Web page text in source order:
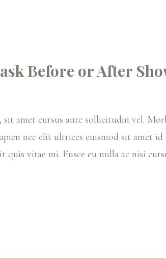
Before or After
amet cursus ante sollicitudin vel.
nec elit ultrices euismod sit amet id
quis vitae mi. Fusce eu nulla ac nisi